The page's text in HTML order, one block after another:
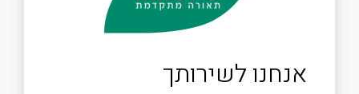
אנחנו לשירותך